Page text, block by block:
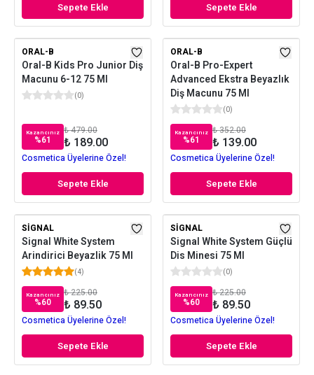
Sepete Ekle Sepete Ekle
ORAL-B
Oral-B Kids Pro Junior Diş
Macunu 6-12 75 Ml
(0)
Kazancınız
%61
₺ 479.00
₺ 189.00
Cosmetica Üyelerine Özel!
Sepete Ekle
ORAL-B
Oral-B Pro-Expert
Advanced Ekstra Beyazlık
Diş Macunu 75 Ml
(0)
Kazancınız
%61
₺ 352.00
₺ 139.00
Cosmetica Üyelerine Özel!
Sepete Ekle
SIGNAL
Signal White System
Arindirici Beyazlik 75 Ml
(4)
Kazancınız
%60
₺ 225.00
₺ 89.50
Cosmetica Üyelerine Özel!
Sepete Ekle
SIGNAL
Signal White System Güçlü
Dis Minesi 75 Ml
(0)
Kazancınız
%60
₺ 225.00
₺ 89.50
Cosmetica Üyelerine Özel!
Sepete Ekle